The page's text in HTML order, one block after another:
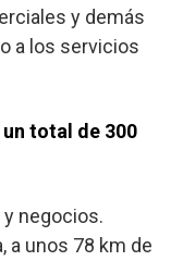
y demás
a los servicios
total de 300
negocios.
a unos 78 km de